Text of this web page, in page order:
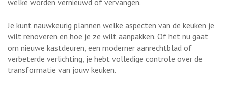
Je kunt nauwkeurig plannen welke aspecten van de keuken je
wilt renoveren en hoe je ze wilt aanpakken. Of het nu gaat
om nieuwe kastdeuren, een moderner aanrechtblad of
verbeterde verlichting, je hebt volledige controle over de
transformatie van jouw keuken.